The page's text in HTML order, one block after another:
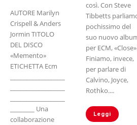
AUTORE Marilyn
Crispell & Anders
Jormin TITOLO
DEL DISCO
«Memento»
ETICHETTA Ecm
collaborazione
così. Con Steve
Tibbetts
pochissimo del
suo nuovo
per ECM,
Finiamo, invece,
per parlare di
Calvino, Joyce,
Rothko....
Leggi